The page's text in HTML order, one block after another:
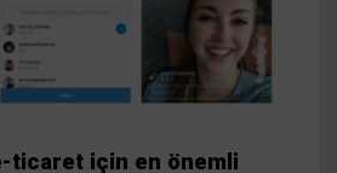
ticaret için en önemli